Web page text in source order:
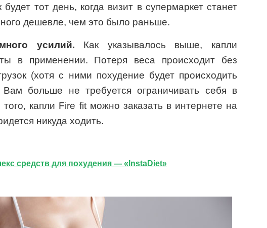
тот день, когда визит в супермаркет станет
дешевле, чем это было раньше.
усилий. Как указывалось выше, капли
в применении. Потеря веса происходит без
(хотя с ними похудение будет происходить
больше не требуется ограничивать себя в
капли Fire fit можно заказать в интернете на
никуда ходить.
средств для похудения — «InstaDiet»